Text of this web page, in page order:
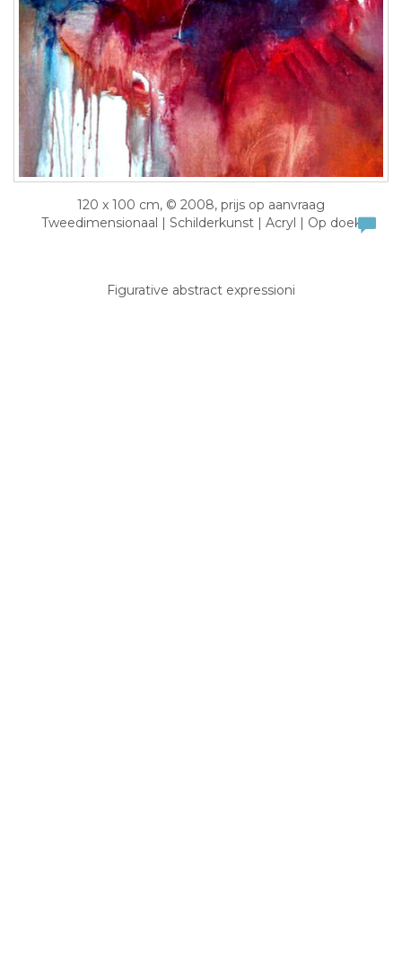
120 x 100 cm, © 2008, prijs op aanvraag
Tweedimensionaal | Schilderkunst | Acryl | Op doek
Figurative abstract expressioni